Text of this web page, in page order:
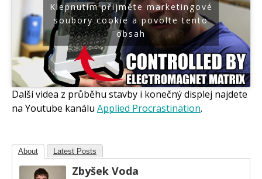
Klepnutím přijměte marketingové
soubory cookie a povolte tento
obsah
Další videa z průběhu stavby i konečný displej najdete
na Youtube kanálu Applied Procrastination.
About Latest Posts
Zbyšek Voda